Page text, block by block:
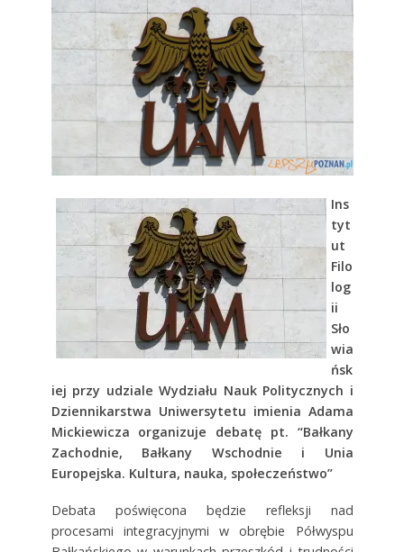
Ins
tyt
ut
Filo
log
ii
Sło
wia
ńsk
iej przy udziale Wydziału Nauk Politycznych i
Dziennikarstwa Uniwersytetu imienia Adama
Mickiewicza organizuje debatę pt. “Bałkany
Zachodnie, Bałkany Wschodnie i Unia
Europejska. Kultura, nauka, społeczeństwo”
Debata poświęcona będzie refleksji nad
procesami integracyjnymi w obrębie Półwyspu